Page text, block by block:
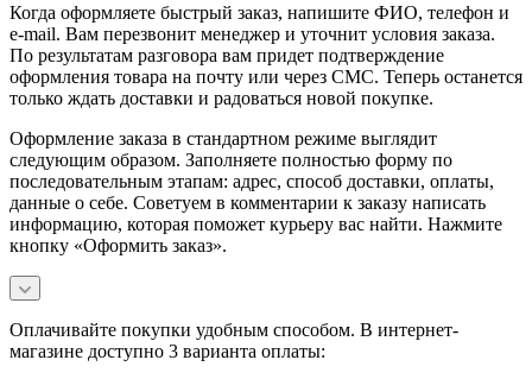
Когда оформляете быстрый заказ, напишите ФИО, телефон и
e-mail. Вам перезвонит менеджер и уточнит условия заказа.
По результатам разговора вам придет подтверждение
оформления товара на почту или через СМС. Теперь останется
только ждать доставки и радоваться новой покупке.
Оформление заказа в стандартном режиме выглядит
следующим образом. Заполняете полностью форму по
последовательным этапам: адрес, способ доставки, оплаты,
данные о себе. Советуем в комментарии к заказу написать
информацию, которая поможет курьеру вас найти. Нажмите
кнопку «Оформить заказ».
Оплачивайте покупки удобным способом. В интернет-
магазине доступно 3 варианта оплаты: